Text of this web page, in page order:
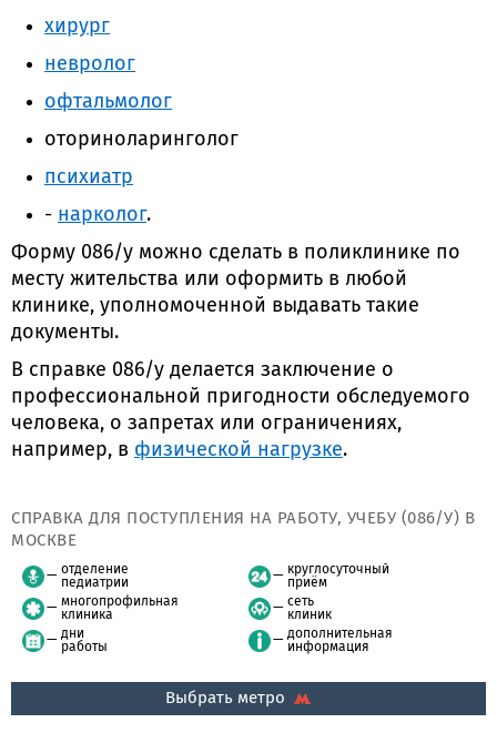
хирург
невролог
офтальмолог
оториноларинголог
психиатр
- нарколог.
Форму 086/у можно сделать в поликлинике по
месту жительства или оформить в любой
клинике, уполномоченной выдавать такие
документы.
В справке 086/у делается заключение о
профессиональной пригодности обследуемого
человека, о запретах или ограничениях,
например, в физической нагрузке.
СПРАВКА ДЛЯ ПОСТУПЛЕНИЯ НА РАБОТУ, УЧЕБУ (086/У) В
МОСКВЕ
отделение
педиатрии
многопрофильная
клиника
дни
работы
круглосуточный
приём
сеть
клиник
дополнительная
информация
Выбрать метро